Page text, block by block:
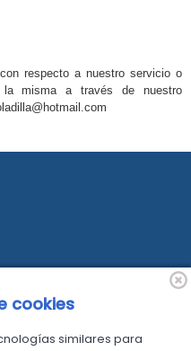
respecto a nuestro servicio o
la misma a través de nuestro
cookies
similares para